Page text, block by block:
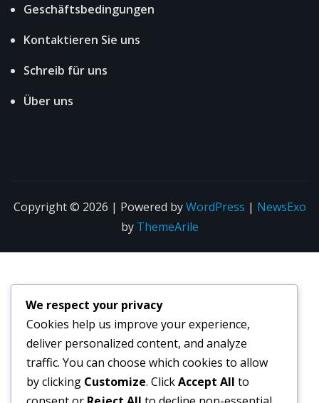
Geschäftsbedingungen
Kontaktieren Sie uns
Schreib für uns
Über uns
Copyright © 2026 | Powered byWordPress | NewsExo
by ThemeArile
We respect your privacy
Cookies help us improve your experience,
deliver personalized content, and analyze
traffic. You can choose which cookies to allow
by clicking Customize. ClickAccept All to